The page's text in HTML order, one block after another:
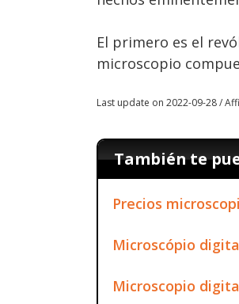
El primero es el
microscopio
Last update on 2022-09-28 /
También te
Precios
Microscópio
Microscopio